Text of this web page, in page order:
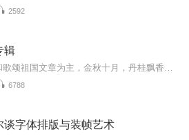
2592
辑
6788
谈字体排版与装帧艺术